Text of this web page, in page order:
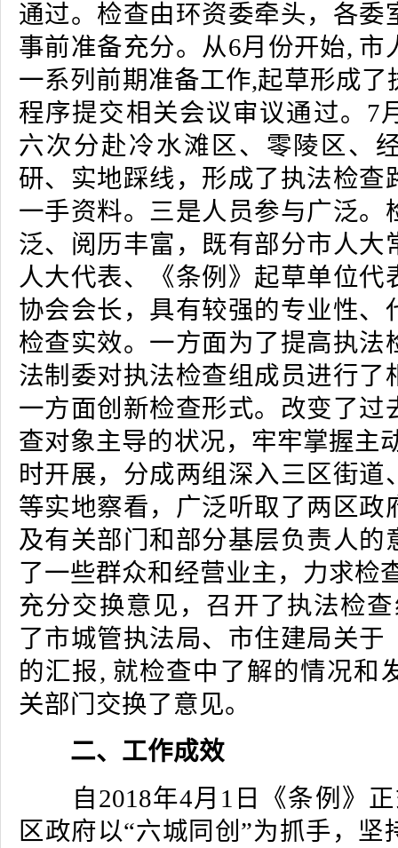
通过。检查由环资委牵头，各委
事前准备充分。从6月份开始, 市
一系列前期准备工作,起草形成了
程序提交相关会议审议通过。7
六次分赴冷水滩区、零陵区、
研、实地踩线，形成了执法检查
一手资料。三是人员参与广泛。
泛、阅历丰富，既有部分市人大
人大代表、《条例》起草单位代
协会会长，具有较强的专业性、
检查实效。一方面为了提高执法
法制委对执法检查组成员进行了
一方面创新检查形式。改变了过
查对象主导的状况，牢牢掌握主
时开展，分成两组深入三区街道
等实地察看，广泛听取了两区政
及有关部门和部分基层负责人的
了一些群众和经营业主，力求检
充分交换意见，召开了执法检
了市城管执法局、市住建局关于
的汇报, 就检查中了解的情况和
关部门交换了意见。
二、工作成效
自2018年4月1日《条例》正
区政府以“六城同创”为抓手，坚